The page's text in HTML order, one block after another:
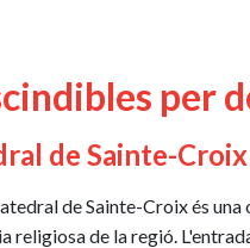
per
de Sainte-
de Sainte-Croix és
religiosa de la regió.